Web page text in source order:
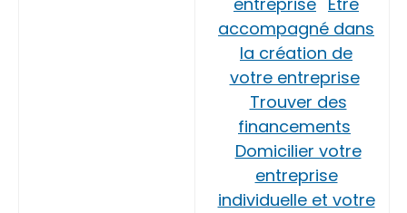
accompagné dans
la création de
votre entreprise
Trouver des
financements
Domicilier votre
entreprise
individuelle et votre